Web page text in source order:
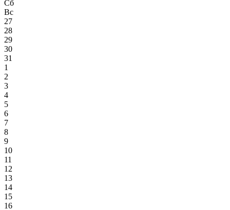
Сб
Вс
27
28
29
30
31
1
2
3
4
5
6
7
8
9
10
11
12
13
14
15
16